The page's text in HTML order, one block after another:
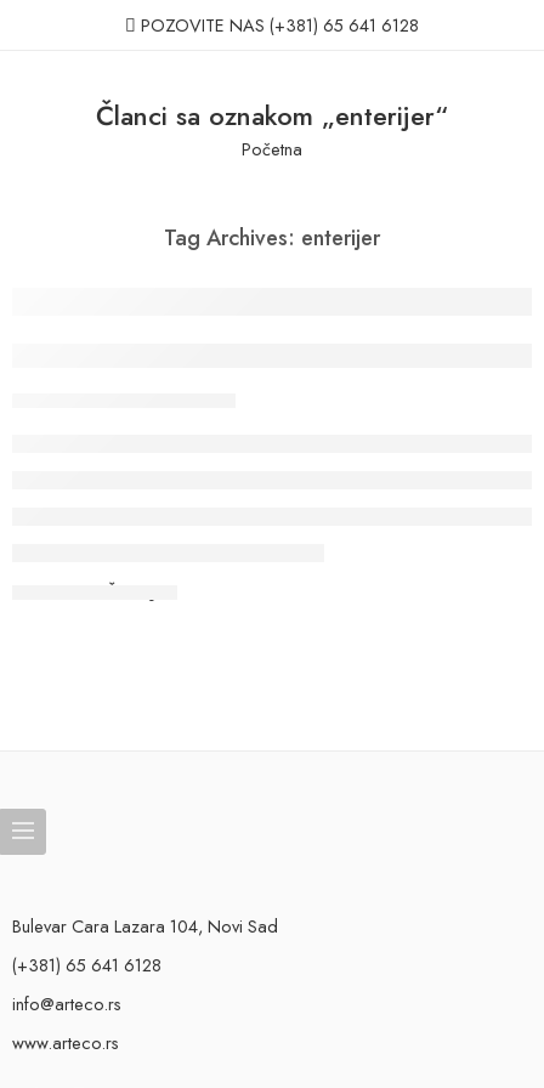
POZOVITE NAS (+381) 65 641 6128
Članci sa oznakom „enterijer“
Početna
Tag Archives: enterijer
Deko daske i stare grede, zidni paneli, skrivači rasvete, plafonske,
NASTAVI SA ČITANJEM
Bulevar Cara Lazara 104, Novi Sad
(+381) 65 641 6128
info@arteco.rs
www.arteco.rs